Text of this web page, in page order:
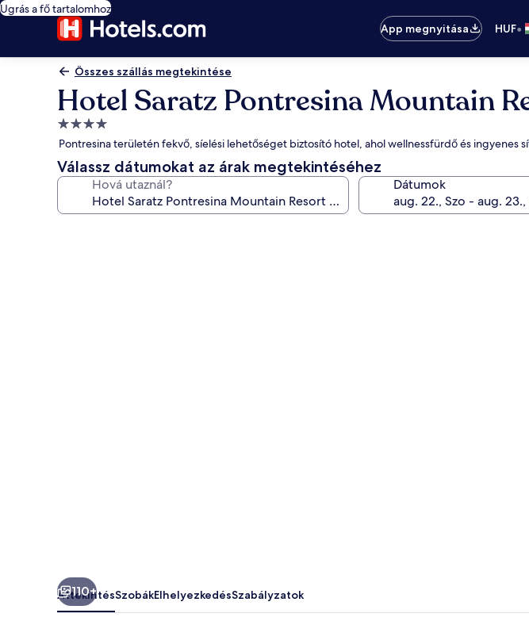
Ugrás a fő tartalomhoz
App megnyitása
HUF•
Összes szállás megtekintése
Hotel Saratz Pontresina Mountain
4.0
csillagos
szálláshely
Pontresina területén fekvő, síelési lehetőséget biztosító hotel, ahol wellnessfürdő és ingyenes
Válassz dátumokat az árak megtekintéséhez
Hová utaznál? Dátumok
110+
ÁttekintésSzobákElhelyezkedésSzabályzatok